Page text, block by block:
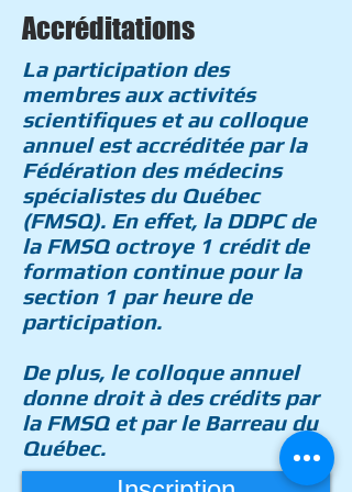
Accréditations
La participation des
membres aux activités
scientifiques et au colloque
annuel est accréditée par la
Fédération des médecins
spécialistes du Québec
(FMSQ). En effet, la DDPC de
la FMSQ octroye 1 crédit de
formation continue pour la
section 1 par heure de
participation.
De plus, le colloque annuel
donne droit à des crédits par
la FMSQ et par le Barreau du
Québec.